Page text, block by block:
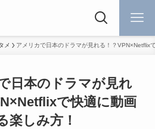
メ アメリカで日本のドラマが見れる！？VPN×Netflix
日本のドラマが見れ
で快適に動画
楽しみ方！